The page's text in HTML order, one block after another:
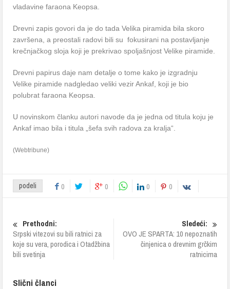
vladavine faraona Keopsa.
Drevni zapis govori da je do tada Velika piramida bila skoro
završena, a preostali radovi bili su fokusirani na postavljanje
krečnjačkog sloja koji je prekrivao spoljašnjost Velike piramide.
Drevni papirus daje nam detalje o tome kako je izgradnju
Velike piramide nadgledao veliki vezir Ankaf, koji je bio
polubrat faraona Keopsa.
U novinskom članku autori navode da je jedna od titula koju je
Ankaf imao bila i titula „šefa svih radova za kralja“.
(Webtribune)
podeli 0 0 0 0
Prethodni:
Srpski vitezovi su bili ratnici za
koje su vera, porodica i Otadžbina
bili svetinja
Sledeći:
OVO JE SPARTA: 10 nepoznatih
činjenica o drevnim grčkim
ratnicima
Slični članci